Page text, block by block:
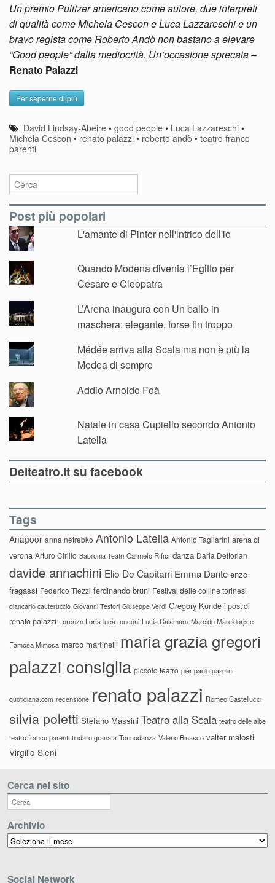
Un premio Pulitzer americano come autore, due interpreti
di qualità come Michela Cescon e Luca Lazzareschi e un
bravo regista come Roberto Andò non bastano a elevare
“Good people” dalla mediocrità. Un’occasione sprecata–
Renato Palazzi
Per saperne di più
David Lindsay-Abeire •good people • Luca Lazzareschi •
Michela Cescon • renato palazzi • roberto andò • teatro franco
parenti
Post più popolari
L'amante di Pinter nell'intrico dell'io
Quando Modena diventa l’Egitto per
Cesare e Cleopatra
L’Arena inaugura con Un ballo in
maschera: elegante, forse fin troppo
Médée arriva alla Scala ma non è più la
Medea di sempre
Addio Arnoldo Foà
Natale in casa Cupiello secondo Antonio
Latella
Delteatro.it su facebook
Tags
Anagoor anna netrebko Antonio Latella Antonio Tagliarini arena di
verona Arturo Cirillo Babilonia Teatri Carmelo Rifici danza Daria Deflorian
davide annachini Elio De Capitani Emma Dante enzo
fragassi Federico Tiezzi ferdinando bruni Festival delle colline torinesi
giancarlo cauteruccio Giovanni Testori Giuseppe Verdi Gregory Kunde i post di
renato palazzi Lorenzo Loris luca ronconi Lucia Calamaro Marcido Marcidorjs e
Famosa Mimosa marco martinelli maria grazia gregori
palazzi consiglia piccolo teatro pier paolo pasolini
quotidiana.com recensione renato palazzi Romeo Castellucci
silvia poletti Stefano Massini Teatro alla Scala teatro delle albe
teatro franco parenti tindaro granata Torinodanza Valerio Binasco valter malosti
Virgilio Sieni
Cerca nel sito
Archivio
Archivio
Social Network